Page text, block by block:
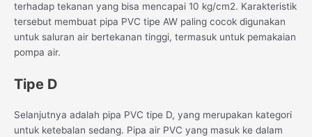
terhadap tekanan yang bisa mencapai 10 kg/cm2. Karakteristik
tersebut membuat pipa PVC tipe AW paling cocok digunakan
untuk saluran air bertekanan tinggi, termasuk untuk pemakaian
pompa air.
Tipe D
Selanjutnya adalah pipa PVC tipe D, yang merupakan kategori
untuk ketebalan sedang. Pipa air PVC yang masuk ke dalam